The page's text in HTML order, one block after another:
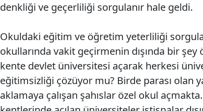
denkliği ve geçerliliği sorgulanır hale geldi.
Okuldaki eğitim ve öğretim yeterliliği
okullarında vakit geçirmenin dışında bir
kente devlet üniversitesi açarak herkesi
eğitimsizliği çözüyor mu? Birde parası olan ya
aklamaya çalışan şahıslar özel okul